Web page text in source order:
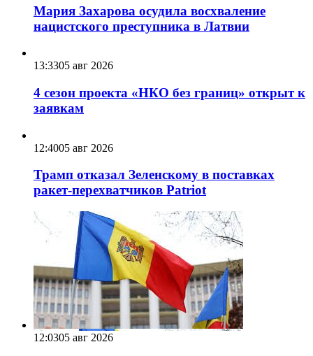
Мария Захарова осудила восхваление
нацистского преступника в Латвии
13:3305 авг 2026
4 сезон проекта «НКО без границ» открыт к
заявкам
12:4005 авг 2026
Трамп отказал Зеленскому в поставках
ракет-перехватчиков Patriot
12:0305 авг 2026